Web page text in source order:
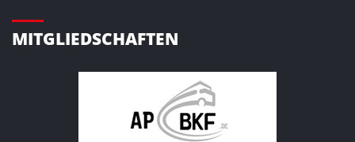
MITGLIEDSCHAFTEN